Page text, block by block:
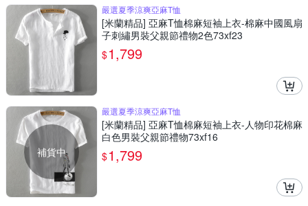
嚴選夏季涼爽亞麻T恤
[米蘭精品] 亞麻T恤棉麻短袖上衣-棉麻中國風扇
子刺繡男裝父親節禮物2色73xf23
$1,799
補貨中
嚴選夏季涼爽亞麻T恤
[米蘭精品] 亞麻T恤棉麻短袖上衣-人物印花棉麻
白色男裝父親節禮物73xf16
$1,799